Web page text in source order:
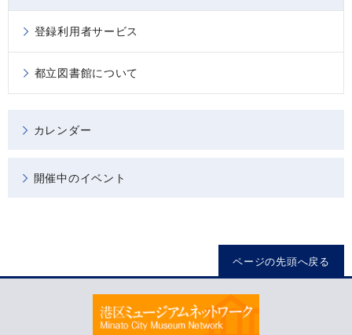
登録利用者サービス
都立図書館について
カレンダー
開催中のイベント
ページの先頭へ戻る